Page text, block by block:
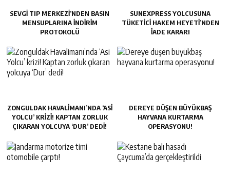
SEVGI TIP MERKEZI’NDEN BASIN
MENSUPLARINA INDIRIM
PROTOKOLÜ
SUNEXPRESS YOLCUSUNA
TÜKETICI HAKEM HEYETI’NDEN
IADE KARARI
ZONGULDAK HAVALIMANI’NDA ‘ASI
YOLCU’ KRIZI! KAPTAN ZORLUK
ÇIKARAN YOLCUYA ‘DUR’ DEDI!
DEREYE DÜŞEN BÜYÜKBAŞ
HAYVANA KURTARMA
OPERASYONU!